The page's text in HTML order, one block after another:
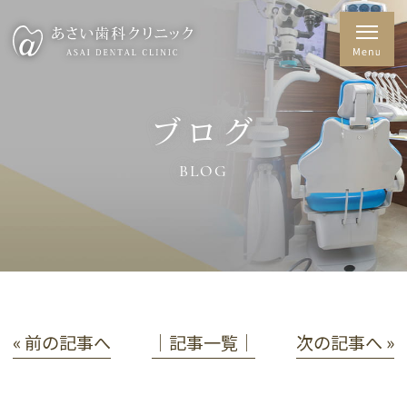
ブログ
BLOG
« 前の記事へ │記事一覧│ 次の記事へ »